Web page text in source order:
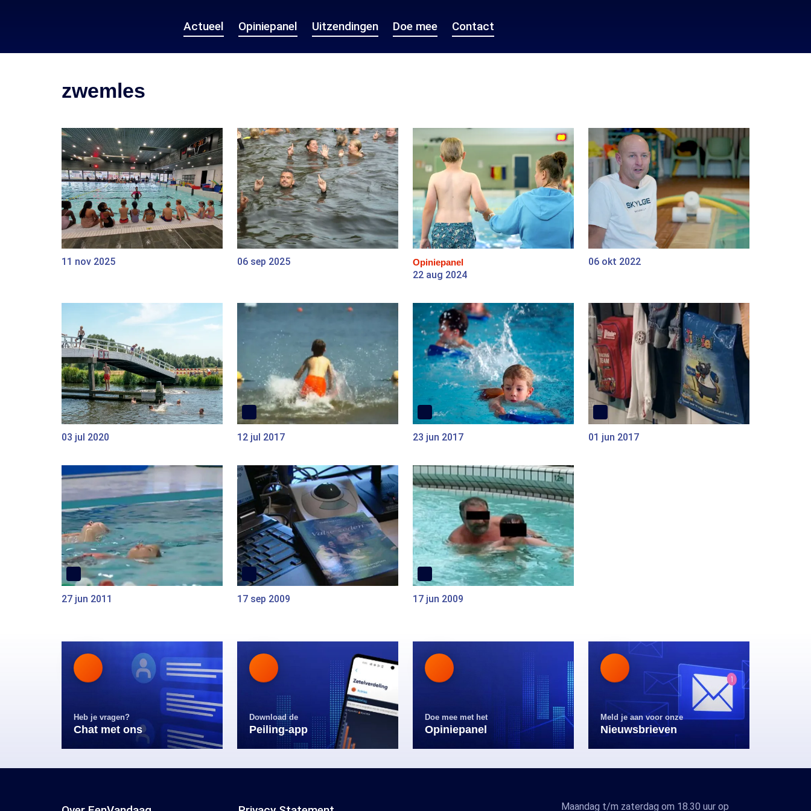
Actueel Opiniepanel Uitzendingen Doe mee Contact
zwemles
11 nov 2025 06 sep 2025 Opiniepanel
22 aug 2024
06 okt 2022
03 jul 2020 12 jul 2017 23 jun 2017 01 jun 2017
27 jun 2011 17 sep 2009 17 jun 2009
Heb je vragen?
Chat met ons
Download de
Peiling-app
Doe mee met het
Opiniepanel
Meld je aan voor onze
Nieuwsbrieven
Maandag t/m zaterdag om 18.30 uur op